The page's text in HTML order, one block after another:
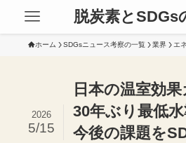
脱炭素とSDGs
ホーム SDGsニュース考察の一覧 業界 エ
日本の温室効
30年ぶり最低
今後の課題を
2026
5/15